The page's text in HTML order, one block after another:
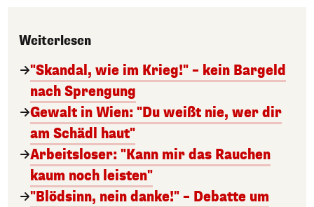
Weiterlesen
"Skandal, wie im Krieg!" – kein Bargeld
nach Sprengung
Gewalt in Wien: "Du weißt nie, wer dir
am Schädl haut"
Arbeitsloser: "Kann mir das Rauchen
kaum noch leisten"
"Blödsinn, nein danke!" – Debatte um